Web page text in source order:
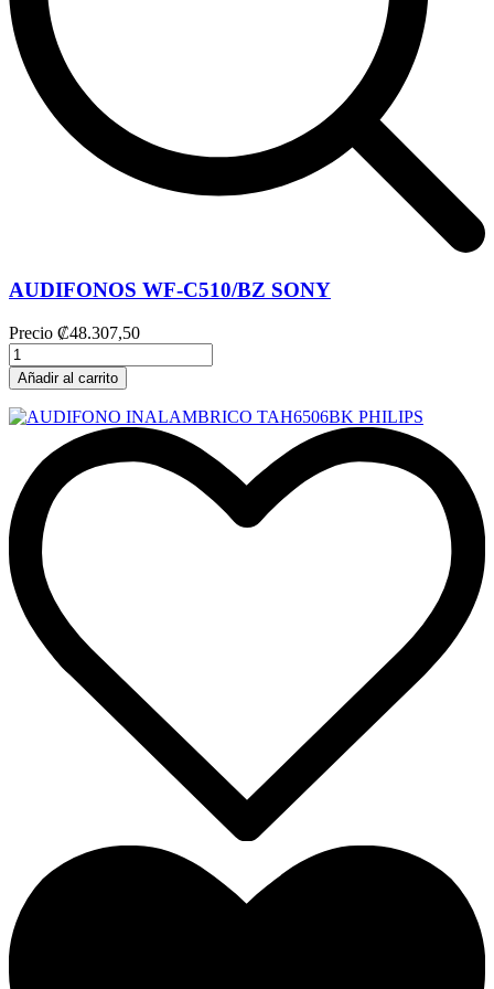
AUDIFONOS WF-C510/BZ SONY
Precio ₡48.307,50
Añadir al carrito